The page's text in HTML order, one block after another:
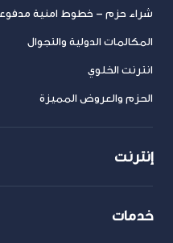
شراء حزم – خطوط امنية
المكالمات الدولية والتجوال
انترنت الخلوي
الحزم والعروض المميزة
إنترنت
خدمات